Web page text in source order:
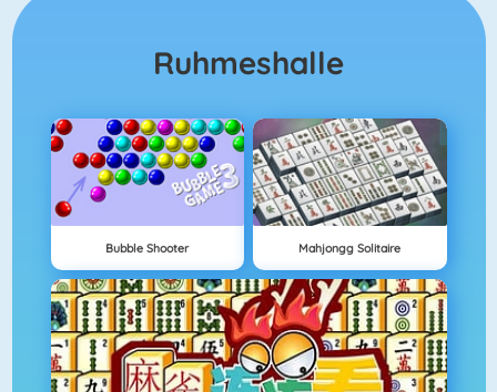
Ruhmeshalle
Bubble Shooter Mahjongg Solitaire